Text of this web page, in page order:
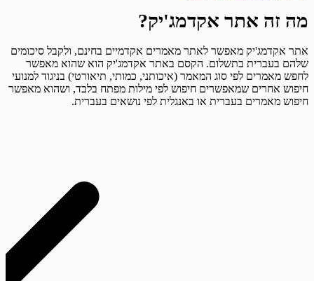
מה זה אתר אקדמג'יק?
אתר אקדמג'יק מאפשר לאתר מאמרים אקדמיים בחינם, ולקבל סיכומים
שלהם בעברית בתשלום. הקסם באתר אקדמג'יק הוא שהוא מאפשר
לחפש מאמרים לפי סוג המאמר (איכותני, כמותי, תיאורטי) בניגוד למנועי
חיפוש אחרים שמאפשרים חיפוש לפי מילות מפתח בלבד, ושהוא מאפשר
חיפוש מאמרים בעברית או באנגלית לפי נושאים בעברית.